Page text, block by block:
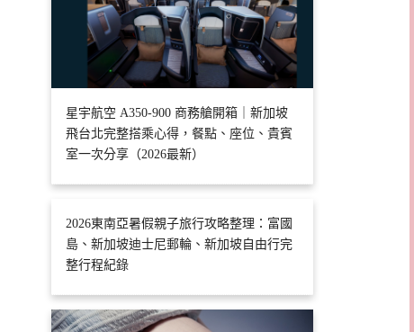
星宇航空 A350-900 商務艙開箱｜新加坡
飛台北完整搭乘心得，餐點、座位、貴賓
室一次分享（2026最新）
2026東南亞暑假親子旅行攻略整理：富國
島、新加坡迪士尼郵輪、新加坡自由行完
整行程紀錄